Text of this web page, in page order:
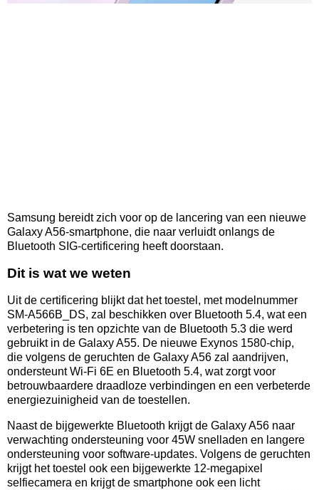
Samsung bereidt zich voor op de lancering van een nieuwe
Galaxy A56-smartphone, die naar verluidt onlangs de
Bluetooth SIG-certificering heeft doorstaan.
Dit is wat we weten
Uit de certificering blijkt dat het toestel, met modelnummer
SM-A566B_DS, zal beschikken over Bluetooth 5.4, wat een
verbetering is ten opzichte van de Bluetooth 5.3 die werd
gebruikt in de Galaxy A55. De nieuwe Exynos 1580-chip,
die volgens de geruchten de Galaxy A56 zal aandrijven,
ondersteunt Wi-Fi 6E en Bluetooth 5.4, wat zorgt voor
betrouwbaardere draadloze verbindingen en een verbeterde
energiezuinigheid van de toestellen.
Naast de bijgewerkte Bluetooth krijgt de Galaxy A56 naar
verwachting ondersteuning voor 45W snelladen en langere
ondersteuning voor software-updates. Volgens de geruchten
krijgt het toestel ook een bijgewerkte 12-megapixel
selfiecamera en krijgt de smartphone ook een licht